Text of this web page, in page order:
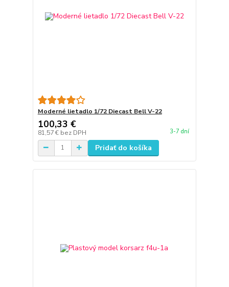
Moderné lietadlo 1/72 Diecast Bell V-22
100,33 €
81,57 € bez DPH 3-7 dní
Pridať do košíka